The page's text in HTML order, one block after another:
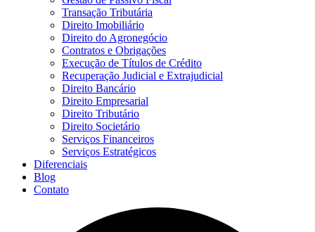
Transação Tributária
Direito Imobiliário
Direito do Agronegócio
Contratos e Obrigações
Execução de Títulos de Crédito
Recuperação Judicial e Extrajudicial
Direito Bancário
Direito Empresarial
Direito Tributário
Direito Societário
Serviços Financeiros
Serviços Estratégicos
Diferenciais
Blog
Contato